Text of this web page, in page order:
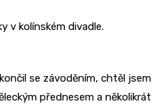
v kolínském divadle.
se závoděním, chtěl jsem
přednesem a několikrát